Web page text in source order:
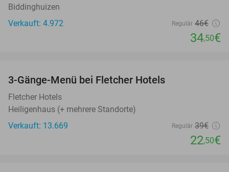
Biddinghuizen
Verkauft: 4.972
Regulär 46€
34,50€
3-Gänge-Menü bei Fletcher Hotels
Fletcher Hotels
Heiligenhaus (+ mehrere Standorte)
Verkauft: 13.669
Regulär 39€
22,50€